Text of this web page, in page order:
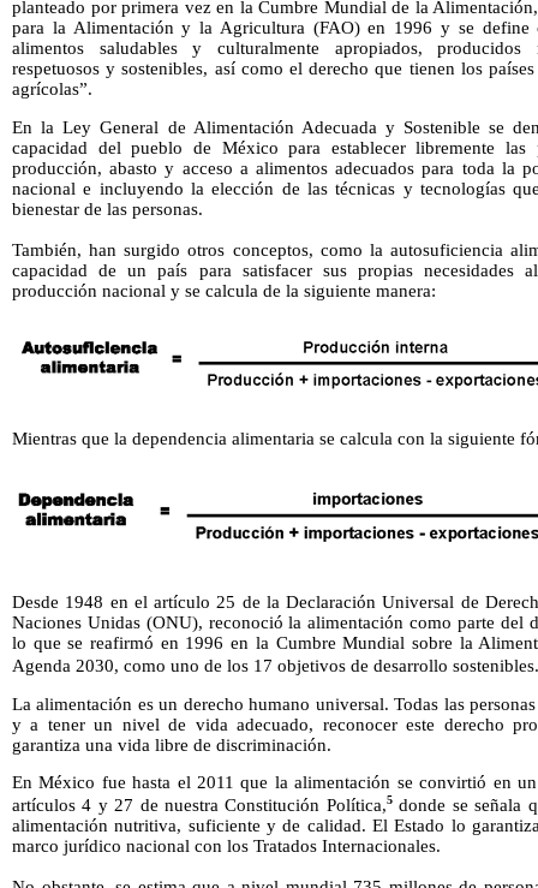
planteado por primera vez en la Cumbre Mundial de la
para la Alimentación y la Agricultura (FAO) en 1996 y se define
alimentos saludables y culturalmente apropiados, producidos
respetuosos y sostenibles, así como el derecho que tienen los
agrícolas”.
En la Ley General de Alimentación Adecuada y Sostenible se
capacidad del pueblo de México para establecer libremente
producción, abasto y acceso a alimentos adecuados para toda la
nacional e incluyendo la elección de las técnicas y tecnologías
bienestar de las personas.
También, han surgido otros conceptos, como la autosuficiencia
capacidad de un país para satisfacer sus propias necesidades
producción nacional y se calcula de la siguiente manera:
Mientras que la dependencia alimentaria se calcula con la siguiente
Desde 1948 en el artículo 25 de la Declaración Universal de
Naciones Unidas (ONU), reconoció la alimentación como parte del
lo que se reafirmó en 1996 en la Cumbre Mundial sobre la
Agenda 2030, como uno de los 17 objetivos de desarrollo sostenibles.
La alimentación es un derecho humano universal. Todas las
y a tener un nivel de vida adecuado, reconocer este derecho
garantiza una vida libre de discriminación.
En México fue hasta el 2011 que la alimentación se convirtió en
artículos 4 y 27 de nuestra Constitución Política,5donde se señala
alimentación nutritiva, suficiente y de calidad. El Estado lo
marco jurídico nacional con los Tratados Internacionales.